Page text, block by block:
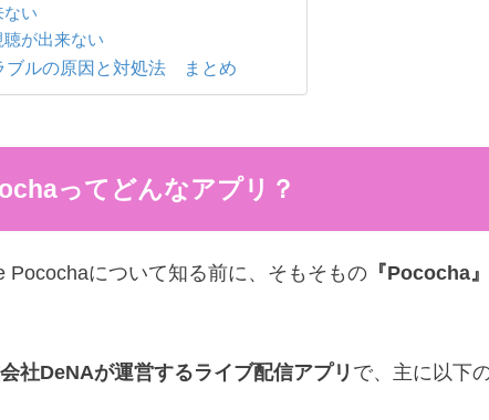
ない
が出来ない
ブルの原因と対処法 まとめ
ってどんなアプリ？
Pocochaについて知る前に、そもそもの 『Pococha』
社DeNAが運営するライブ配信アプリ で、主に以下